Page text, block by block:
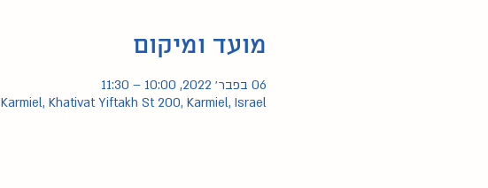
מועד ומיקום
06 בפבר׳ 2022, 10:00 – 11:30
Karmiel, Khativat Yiftakh St 200, Karmiel, Israel